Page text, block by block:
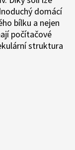
domácí
bílku a nejen
počítačové
struktura